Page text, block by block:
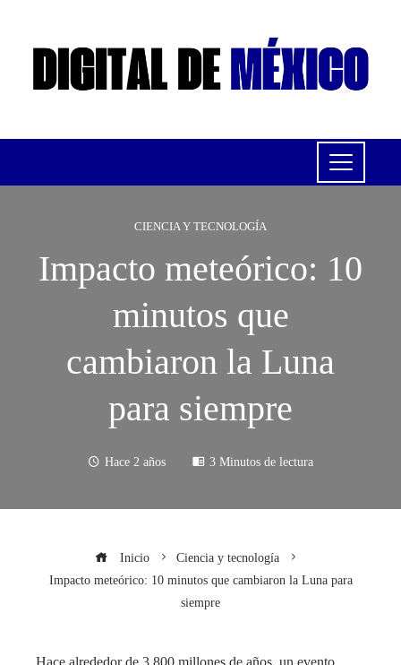
CIENCIA Y TECNOLOGÍA
Impacto meteórico: 10
minutos que
cambiaron la Luna
para siempre
Hace 2 años 3 Minutos de lectura
Inicio
Ciencia y tecnología
Impacto meteórico: 10 minutos que cambiaron la Luna para
siempre